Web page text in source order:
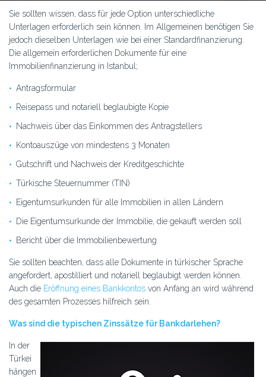
Sie sollten wissen, dass für jede Option unterschiedliche
Unterlagen erforderlich sein können. Im Allgemeinen benötigen Sie
jedoch dieselben Unterlagen wie bei einer Standardfinanzierung.
Die allgemein erforderlichen Dokumente für eine
Immobilienfinanzierung in Istanbul;
Antragsformular
Reisepass und notariell beglaubigte Kopie
Nachweis über das Einkommen des Antragstellers
Kontoauszüge von mindestens 3 Monaten
Gutschrift und Nachweis der Kreditgeschichte
Türkische Steuernummer (TIN)
Eigentumsurkunden für alle Immobilien in allen Ländern
Die Eigentumsurkunde der Immobilie, die gekauft werden soll
Bericht über die Immobilienbewertung
Sie sollten beachten, dass alle Dokumente in türkischer Sprache
angefordert, apostilliert und notariell beglaubigt werden können.
Auch die Eröffnung eines Bankkontos von Anfang an wird während
des gesamten Prozesses hilfreich sein.
Was sind die typischen Zinssätze für Bankdarlehen?
In der
Türkei
hängen